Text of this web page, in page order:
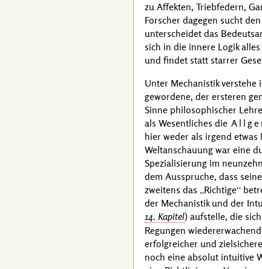
zu Affekten, Triebfedern,
Forscher dagegen sucht
unterscheidet das
sich in die innere Logik
und findet statt starrer
Unter Mechanistik
gewordene, der ersteren
Sinne philosophischer
als Wesentliches die
hier weder als irgend etwas
Weltanschauung war eine
Spezialisierung im
dem Ausspruche, dass
zweitens das
Richtige
der Mechanistik und der
14. Kapitel) aufstelle, die
Regungen
erfolgreicher und
noch eine absolut intuitive